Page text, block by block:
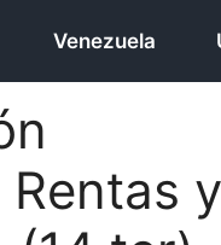
Venezuela
y